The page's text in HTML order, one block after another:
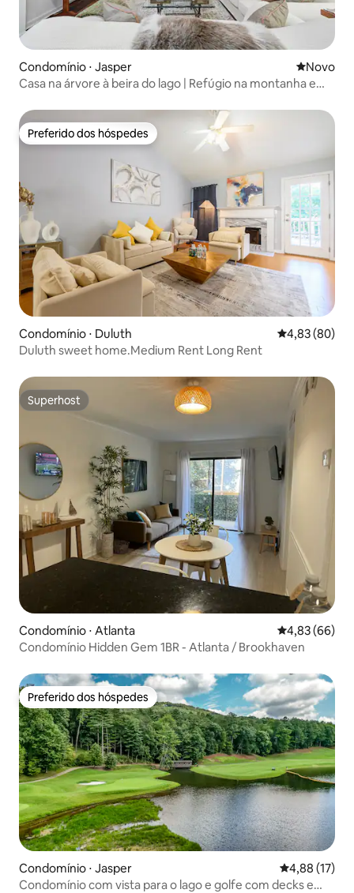
Condomínio ⋅ Jasper Novo
Novo
Casa na árvore à beira do lago | Refúgio na montanha em
Preferido dos hóspedes
Preferido dos hóspedes
Condomínio ⋅ Duluth 4,83 de uma
4,83 (80)
Duluth sweet home.Medium Rent Long Rent
Superhost
Superhost
Condomínio ⋅ Atlanta 4,83 de uma
4,83 (66)
Condomínio Hidden Gem 1BR - Atlanta / Brookhaven
Preferido dos hóspedes
Preferido dos hóspedes
Condomínio ⋅ Jasper 4,88 de uma
4,88 (17)
Condomínio com vista para o lago e golfe com decks e